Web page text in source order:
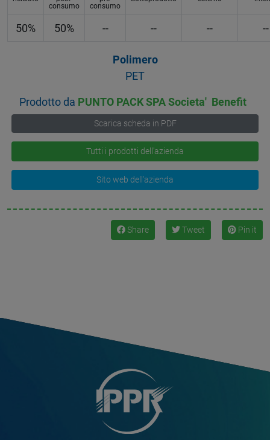
consumo
consumo
50% 50% -- -- -- --
Polimero
PET
Prodotto da PUNTO PACK SPA Societa' Benefit
Scarica scheda in PDF
Tutti i prodotti dell'azienda
Sito web dell'azienda
Share Tweet Pin it